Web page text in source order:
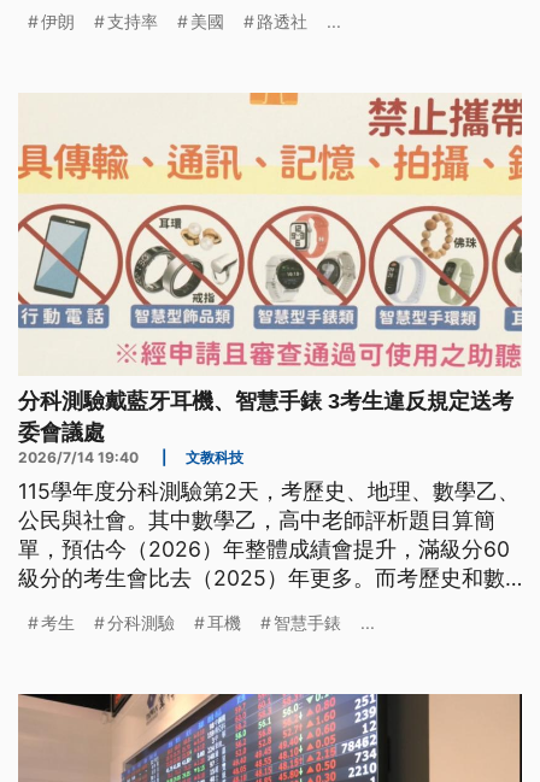
伊朗 支持率 美國 路透社 ...
分科測驗戴藍牙耳機、智慧手錶 3考生違反規定送考
委會議處
2026/7/14 19:40 文教科技
115學年度分科測驗第2天，考歷史、地理、數學乙、
公民與社會。其中數學乙，高中老師評析題目算簡
單，預估今（2026）年整體成績會提升，滿級分60
級分的考生會比去（2025）年更多。而考歷史和數
定，將由考試審議委員會討論議處。
考生 分科測驗 耳機 智慧手錶 ...